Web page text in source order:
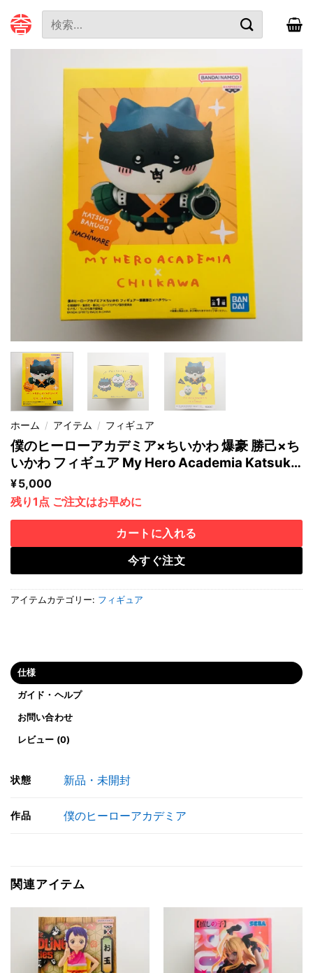
文
対
ホーム / アイテム / フィギュア
僕のヒーローアカデミア×ちいかわ 爆豪 勝己×ち
いかわ フィギュア My Hero Academia Katsuki
Bakugo×Chiikawa Figure
¥5,000
残り1点 ご注文はお早めに
カートに入れる
今すぐ注文
アイテムカテゴリー: フィギュア
仕様
ガイド・ヘルプ
お問い合わせ
レビュー (0)
状態 新品・未開封
作品 僕のヒーローアカデミア
関連アイテム